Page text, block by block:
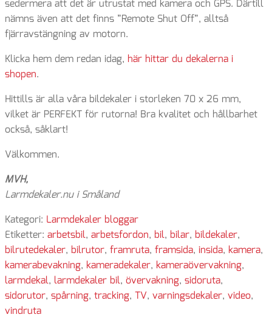
sedermera att det är utrustat med kamera och GPS. Därtill
nämns även att det finns ”Remote Shut Off”, alltså
fjärravstängning av motorn.
Klicka hem dem redan idag, här hittar du dekalerna i
shopen.
Hittills är alla våra bildekaler i storleken 70 x 26 mm,
vilket är PERFEKT för rutorna! Bra kvalitet och hållbarhet
också, såklart!
Välkommen.
MVH,
Larmdekaler.nu i Småland
Kategori: Larmdekaler bloggar
Etiketter: arbetsbil, arbetsfordon, bil, bilar, bildekaler,
bilrutedekaler, bilrutor, framruta, framsida, insida, kamera,
kamerabevakning, kameradekaler, kameraövervakning,
larmdekal, larmdekaler bil, övervakning, sidoruta,
sidorutor, spårning, tracking, TV, varningsdekaler, video,
vindruta